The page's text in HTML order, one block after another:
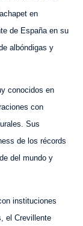
achapet en
de España en su
albóndigas y
conocidos en
con
Sus
de los récords
e del mundo y
instituciones
el Crevillente